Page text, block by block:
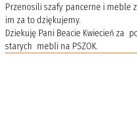
Przenosili szafy pancerne i meble
im za to dziękujemy.
Dziekuję Pani Beacie Kwiecień za
starych mebli na PSZOK.